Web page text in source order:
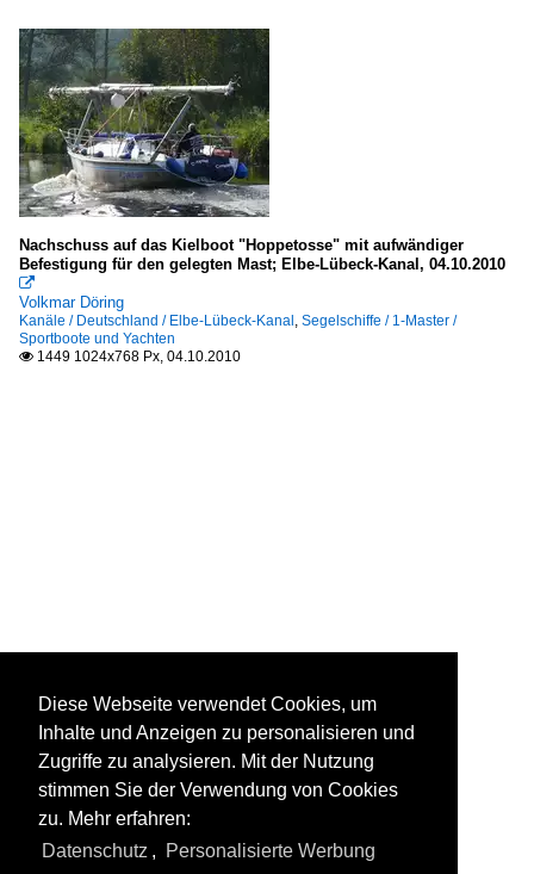
Nachschuss auf das Kielboot "Hoppetosse" mit aufwändiger
Befestigung für den gelegten Mast; Elbe-Lübeck-Kanal, 04.10.2010

Volkmar Döring
Kanäle / Deutschland / Elbe-Lübeck-Kanal , Segelschiffe / 1-Master /
Sportboote und Yachten
 1449 1024x768 Px, 04.10.2010
Diese Webseite verwendet Cookies, um
Inhalte und Anzeigen zu personalisieren und
Zugriffe zu analysieren. Mit der Nutzung
stimmen Sie der Verwendung von Cookies
zu. Mehr erfahren:
Datenschutz , Personalisierte Werbung